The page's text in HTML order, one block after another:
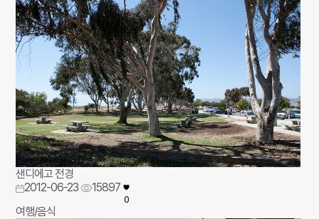
샌디에고 전경
2012-06-23
15897
0
여행/음식